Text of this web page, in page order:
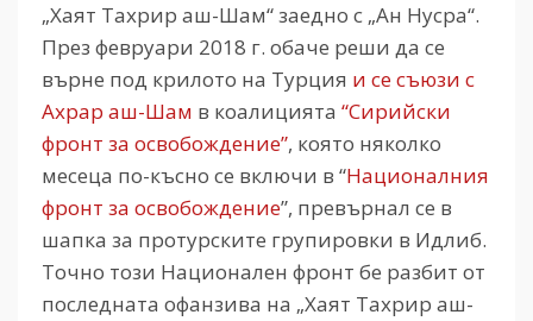
„Хаят Тахрир аш-Шам“ заедно с „Ан Нусра“.
През февруари 2018 г. обаче реши да се
върне под крилото на Турция и се съюзи с
Ахрар аш-Шам в коалицията “Сирийски
фронт за освобождение”, която няколко
месеца по-късно се включи в “Националния
фронт за освобождение”, превърнал се в
шапка за протурските групировки в Идлиб.
Точно този Национален фронт бе разбит от
последната офанзива на „Хаят Тахрир аш-